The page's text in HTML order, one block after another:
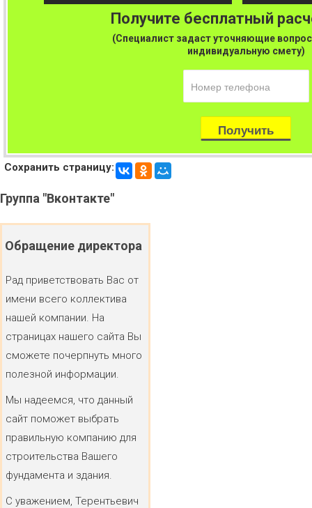
Получите бесплатный
(Специалист задаст уточняющие
индивидуальную смету)
Сохранить страницу:
Группа "Вконтакте"
Обращение директора
Рад приветствовать Вас от
имени всего коллектива
нашей компании. На
страницах нашего сайта Вы
сможете почерпнуть много
полезной информации.
Мы надеемся, что данный
сайт поможет выбрать
правильную компанию для
строительства Вашего
фундамента и здания.
С уважением, Терентьевич